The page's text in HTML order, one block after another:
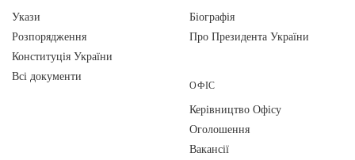
Укази
Розпорядження
Конституція України
Всі документи
Біографія
Про Президента України
ОФІС
Керівництво Офісу
Оголошення
Вакансії